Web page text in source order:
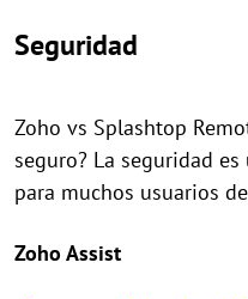
Seguridad
Zoho vs Splashtop
seguro? La seguridad
para muchos usuarios
Zoho Assist